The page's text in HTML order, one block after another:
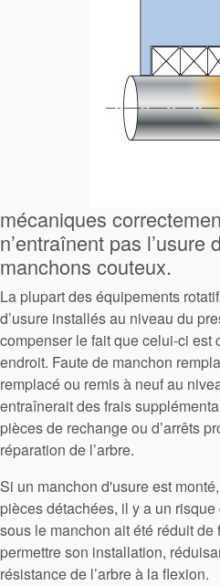
mécaniques
n’entraînent pas l’usure
manchons couteux.
La plupart des équipements
d’usure installés au niveau du
compenser le fait que celui-ci est
endroit. Faute de manchon
remplacé ou remis à neuf au
entraînerait des frais
pièces de rechange ou d’arrêts
réparation de l’arbre.
Si un manchon d'usure est
pièces détachées, il y a un
sous le manchon ait été réduit
permettre son installation,
résistance de l’arbre à la flexion.